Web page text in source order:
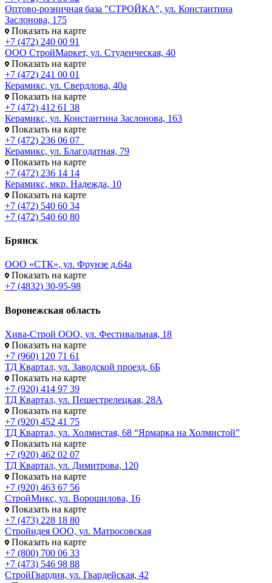
Оптово-розничная база "СТРОЙКА", ул. Константина
Заслонова, 175
Показать на карте
+7 (472) 240 00 91
ООО СтройМаркет, ул. Студенческая, 40
Показать на карте
+7 (472) 241 00 01
Керамикс, ул. Свердлова, 40а
Показать на карте
+7 (472) 412 61 38
Керамикс, ул. Константина Заслонова, 163
Показать на карте
+7 (472) 236 06 07
Керамикс, ул. Благодатная, 79
Показать на карте
+7 (472) 236 14 14
Керамикс, мкр. Надежда, 10
Показать на карте
+7 (472) 540 60 34
+7 (472) 540 60 80
Брянск
ООО «СТК», ул. Фрунзе д.64а
Показать на карте
+7 (4832) 30-95-98
Воронежская область
Хива-Строй ООО, ул. Фестивальная, 18
Показать на карте
+7 (960) 120 71 61
ТД Квартал, ул. Заводской проезд, 6Б
Показать на карте
+7 (920) 414 97 39
ТД Квартал, ул. Пешестрелецкая, 28А
Показать на карте
+7 (920) 452 41 75
ТД Квартал, ул. Холмистая, 68 “Ярмарка на Холмистой”
Показать на карте
+7 (920) 462 02 07
ТД Квартал, ул. Димитрова, 120
Показать на карте
+7 (920) 463 67 56
СтройМикс, ул. Ворошилова, 16
Показать на карте
+7 (473) 228 18 80
Стройидея ООО, ул. Матросовская
Показать на карте
+7 (800) 700 06 33
+7 (473) 546 98 88
СтройГвардия, ул. Гвардейская, 42